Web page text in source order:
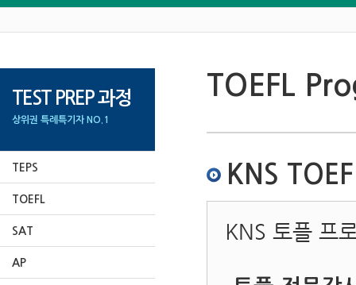
TEST PREP 과정
상위권 특례특기자 NO.1
TEPS
TOEFL
SAT
AP
TOEFL
KNS
KNS 토플 프